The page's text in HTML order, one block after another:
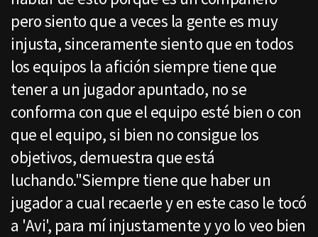
pero siento que a veces la gente es muy
injusta, sinceramente siento que en todos
los equipos la afición siempre tiene que
tener a un jugador apuntado, no se
conforma con que el equipo esté bien o con
que el equipo, si bien no consigue los
objetivos, demuestra que está
luchando."Siempre tiene que haber un
jugador a cual recaerle y en este caso le tocó
a 'Avi', para mí injustamente y yo lo veo bien